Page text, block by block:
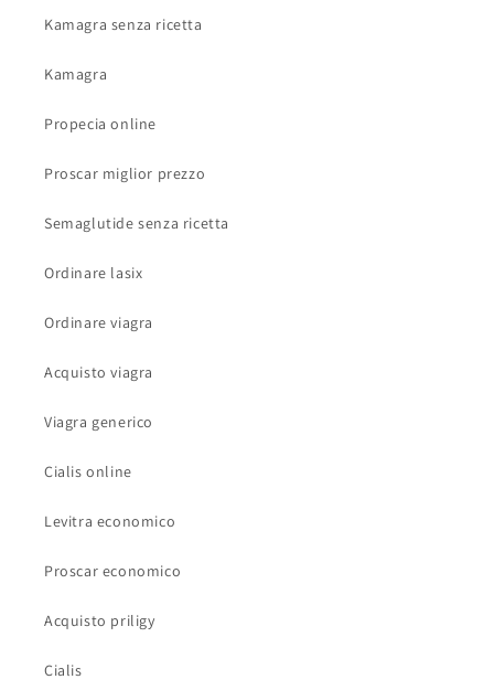
Kamagra senza ricetta
Kamagra
Propecia online
Proscar miglior prezzo
Semaglutide senza ricetta
Ordinare lasix
Ordinare viagra
Acquisto viagra
Viagra generico
Cialis online
Levitra economico
Proscar economico
Acquisto priligy
Cialis